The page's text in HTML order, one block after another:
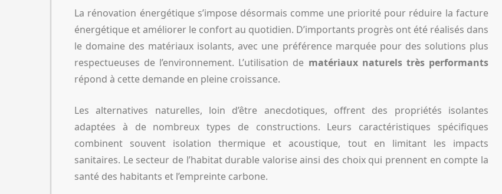
La rénovation énergétique s’impose désormais comme une priorité pour réduire la facture
énergétique et améliorer le confort au quotidien. D’importants progrès ont été réalisés dans
le domaine des matériaux isolants, avec une préférence marquée pour des solutions plus
respectueuses de l’environnement. L’utilisation de matériaux naturels très performants
répond à cette demande en pleine croissance.
Les alternatives naturelles, loin d’être anecdotiques, offrent des propriétés isolantes
adaptées à de nombreux types de constructions. Leurs caractéristiques spécifiques
combinent souvent isolation thermique et acoustique, tout en limitant les impacts
sanitaires. Le secteur de l’habitat durable valorise ainsi des choix qui prennent en compte la
santé des habitants et l’empreinte carbone.